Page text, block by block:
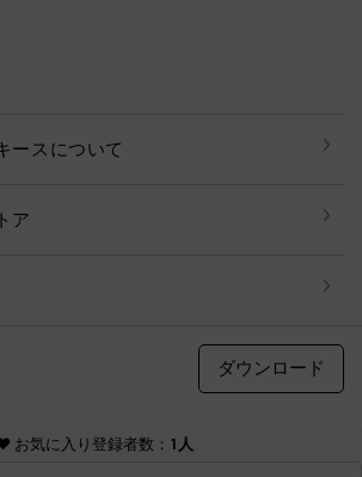
お気に入り登録者数： 1人
ースについて
ア
ダウンロード
& KEITH, all rights reserved